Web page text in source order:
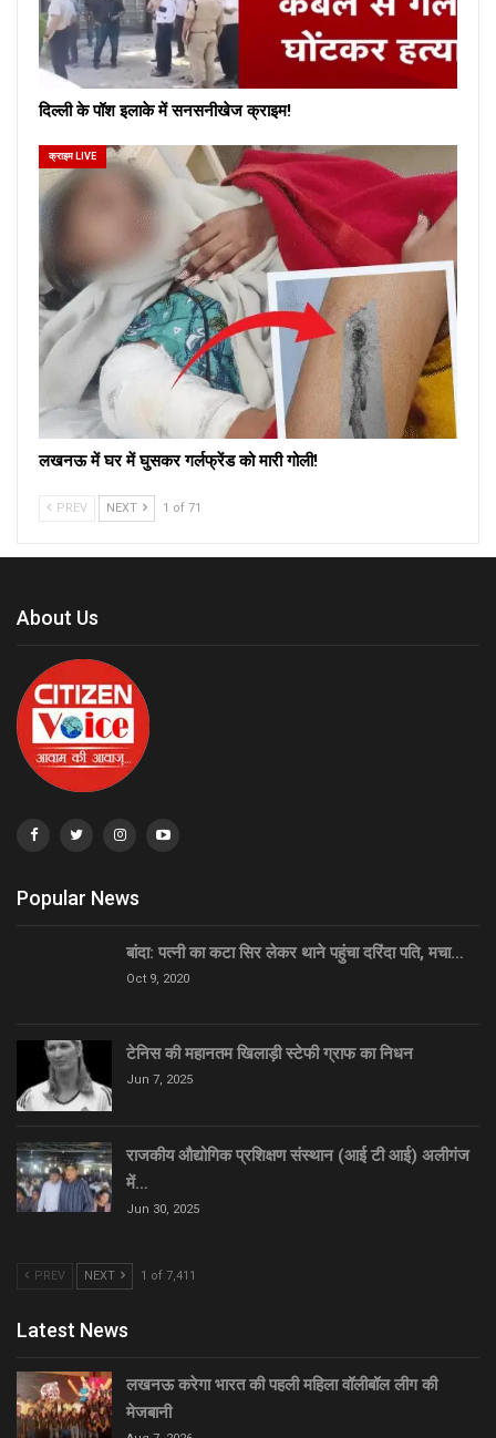
दिल्ली के पॉश इलाके में सनसनीखेज क्राइम!
क्राइम LIVE
लखनऊ में घर में घुसकर गर्लफ्रेंड को मारी गोली!
PREV NEXT 1 of 71
About Us
Popular News
बांदा: पत्नी का कटा सिर लेकर थाने पहुंचा दरिंदा पति, मचा…
Oct 9, 2020
टेनिस की महानतम खिलाड़ी स्टेफी ग्राफ का निधन
Jun 7, 2025
राजकीय औद्योगिक प्रशिक्षण संस्थान (आई टी आई) अलीगंज
में…
Jun 30, 2025
PREV NEXT 1 of 7,411
Latest News
लखनऊ करेगा भारत की पहली महिला वॉलीबॉल लीग की
मेजबानी